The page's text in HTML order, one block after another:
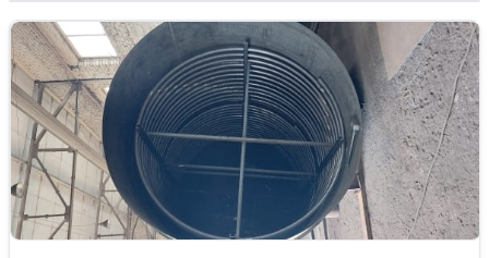
Утеплитель 100мм вкруг. > Пластиковое окно > Комплект
розеток и освещения, вводная розетка. > Фото соответствуют
(изготовим разные комплектации и виды под ваш запрос)
__________________________________ Данный размер и цена:
2,5х3,0 Цена 90,000 р/за шт. (с ндс) Возможны и другие
размеры, и изделия, смотрите наши другие объявления или
позвоните нам. . Доставляем по городу и области Находимся в
Иркутске Звоните, обсудим варианты сотрудничества, сделаем
нужный вариант. Гарантия качества 12 месяцев!Производитель:
Собственное производство